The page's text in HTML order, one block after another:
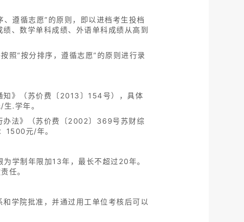
遵循志愿”的原则，即以进档考生投档
、数学单科成绩、外语单科成绩从高到
照“按分排序，遵循志愿”的原则进行录
知》（苏价费〔2013〕154号），具体
.学年。
办法》（苏价费〔2002〕369号苏财综
1500元/年。
学制年限加13年，最长不超过20年。
任。
学院批准，并通过用工单位考核后可以